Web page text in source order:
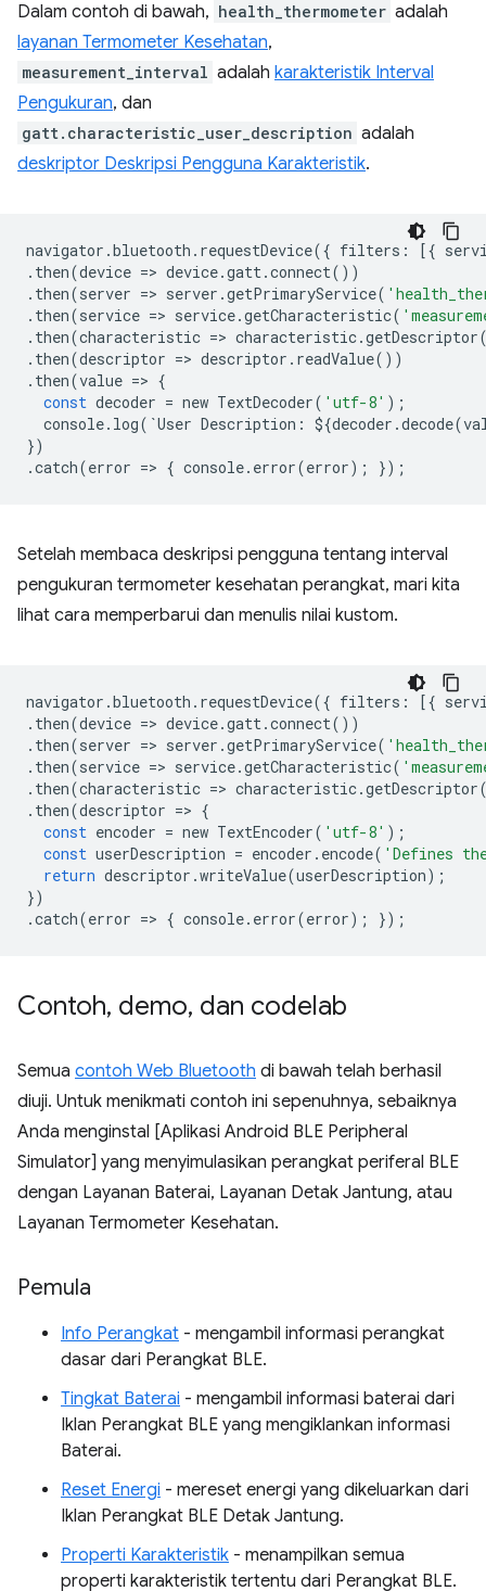
Dalam contoh di bawah, health_thermometer adalah
layanan Termometer Kesehatan,
measurement_interval adalah karakteristik Interval
Pengukuran, dan
gatt.characteristic_user_description adalah
deskriptor Deskripsi Pengguna Karakteristik.
navigator .bluetooth . requestDevice({ filters : [{
. then(device => device.gatt.connect())
. then(server => server .getPrimaryService(
. then(service => service.getCharacteristic(
. then(characteristic => characteristic.getDescriptor
. then(descriptor => descriptor . readValue())
. then(value => {
const decoder = new TextDecoder( 'utf-8' );
console. log( `User Description : ${decoder .decode(
})
.catch(error => { console. error(error); });
Setelah membaca deskripsi pengguna tentang interval
pengukuran termometer kesehatan perangkat, mari kita
lihat cara memperbarui dan menulis nilai kustom.
navigator .bluetooth . requestDevice({ filters : [{
. then(device => device.gatt.connect())
. then(server => server .getPrimaryService(
. then(service => service.getCharacteristic(
. then(characteristic => characteristic.getDescriptor
. then(descriptor => {
const encoder = new TextEncoder( 'utf-8' );
const userDescription = encoder . encode( 'Defines
return descriptor .writeValue(userDescription);
})
.catch(error => { console. error(error); });
Contoh, demo, dan codelab
Semua contoh Web Bluetooth di bawah telah berhasil
diuji. Untuk menikmati contoh ini sepenuhnya, sebaiknya
Anda menginstal [Aplikasi Android BLE Peripheral
Simulator] yang menyimulasikan perangkat periferal BLE
dengan Layanan Baterai, Layanan Detak Jantung, atau
Layanan Termometer Kesehatan.
Pemula
Info Perangkat - mengambil informasi perangkat
dasar dari Perangkat BLE.
Tingkat Baterai - mengambil informasi baterai dari
Iklan Perangkat BLE yang mengiklankan informasi
Baterai.
Reset Energi - mereset energi yang dikeluarkan dari
Iklan Perangkat BLE Detak Jantung.
Properti Karakteristik - menampilkan semua
properti karakteristik tertentu dari Perangkat BLE.